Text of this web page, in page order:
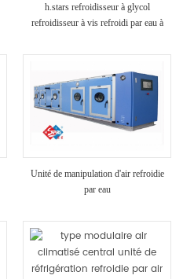
h.stars refroidisseur à glycol
refroidisseur à vis refroidi par eau à
de chaleur)
Unité de manipulation d'air refroidie
par eau